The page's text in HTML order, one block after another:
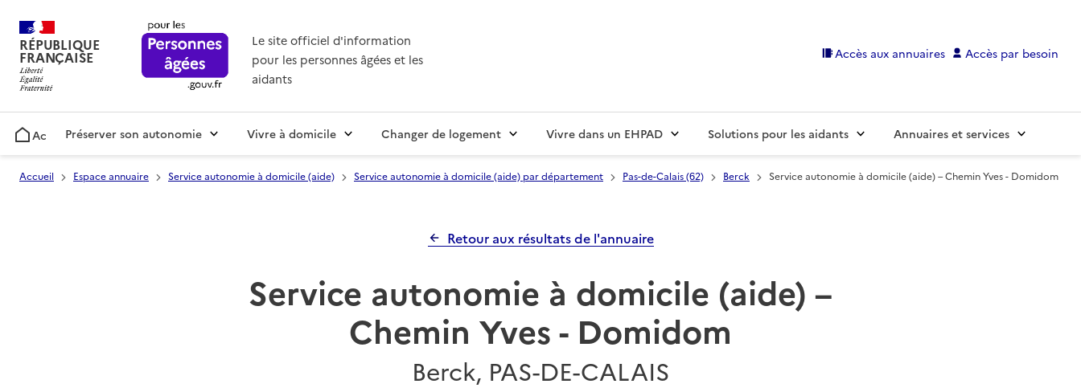
RÉPUBLIQUE
FRANÇAISE
Le site officiel d'information
pour les personnes âgées et les
aidants
Accès aux annuaires Accès par besoin
AccueilPréserver son autonomie Vivre à domicile Changer de logement Vivre dans un EHPAD Solutions pour les aidants Annuaires et services
Accueil Espace annuaire Service autonomie à domicile (aide) Service autonomie à domicile (aide) par département Pas-de-Calais (62) Berck Service autonomie à domicile (aide) – Chemin Yves - Domidom
Retour aux résultats de l'annuaire
Service autonomie à domicile (aide) –
Chemin Yves - Domidom
Berck, PAS-DE-CALAIS